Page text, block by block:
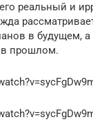
реальный и
в будущем,
в прошлом.